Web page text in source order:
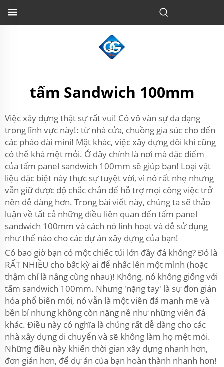
tấm Sandwich 100mm
Việc xây dựng thật sự rất vui! Có vô vàn sự đa dạng
trong lĩnh vực này!: từ nhà cửa, chuồng gia súc cho đến
các pháo đài mini! Mặt khác, việc xây dựng đôi khi cũng
có thể khá mệt mỏi. Ở đây chính là nơi mà đặc điểm
của tấm panel sandwich 100mm sẽ giúp bạn! Loại vật
liệu đặc biệt này thực sự tuyệt vời, vì nó rất nhẹ nhưng
vẫn giữ được độ chắc chắn để hỗ trợ mọi công việc trở
nên dễ dàng hơn. Trong bài viết này, chúng ta sẽ thảo
luận về tất cả những điều liên quan đến tấm panel
sandwich 100mm và cách nó linh hoạt và dễ sử dụng
như thế nào cho các dự án xây dựng của bạn!
Có bao giờ bạn có một chiếc túi lớn đầy đá không? Đó là
RẤT NHIỀU cho bất kỳ ai để nhấc lên một mình (hoặc
thậm chí là nâng cùng nhau)! Không, nó không giống với
tấm sandwich 100mm. Nhưng 'nặng tay' là sự đơn giản
hóa phổ biến mới, nó vẫn là một viên đá mạnh mẽ và
bền bỉ nhưng không còn nặng nề như những viên đá
khác. Điều này có nghĩa là chúng rất dễ dàng cho các
nhà xây dựng di chuyển và sẽ không làm họ mệt mỏi.
Những điều này khiến thời gian xây dựng nhanh hơn,
đơn giản hơn, để dự án của bạn hoàn thành nhanh hơn!